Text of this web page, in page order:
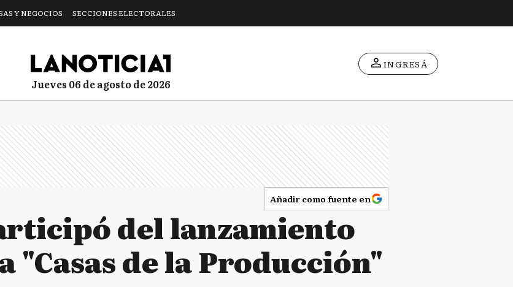
Y NEGOCIOS SECCIONES ELECTORALES
jueves 06 de agosto de 2026
INGRESÁ
Añadir como fuente en
del lanzamiento
"Casas de la Producción"